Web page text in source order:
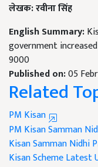
लेखक: रवीना सिंह
English Summary:
government
9000
Published on:05
Related
PM Kisan
PM Kisan Samman
Kisan Samman Nidhi
Kisan Scheme Latest